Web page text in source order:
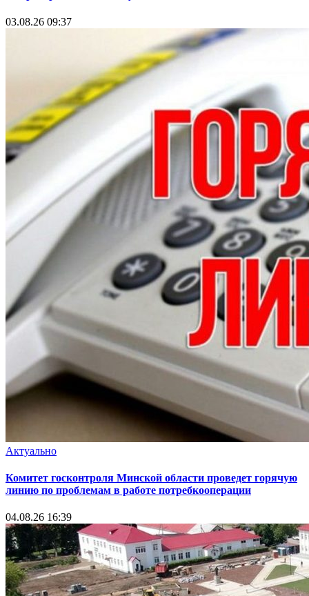
03.08.26 09:37
Актуально
Комитет госконтроля Минской области проведет горячую
линию по проблемам в работе потребкооперации
04.08.26 16:39